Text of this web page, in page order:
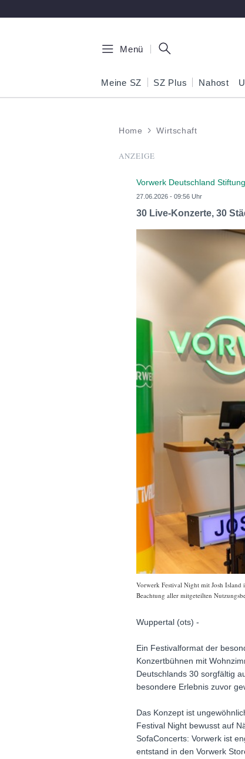
Menü
Meine SZ SZ Plus Nahost
Home Wirtschaft
ANZEIGE
Vorwerk Deutschland
27.06.2026 - 09:56 Uhr
30 Live-Konzerte, 30
Vorwerk Festival Night mit Josh Island
Beachtung aller mitgeteilten
Wuppertal (ots) -
Ein Festivalformat der
Konzertbühnen mit
Deutschlands 30 sorgfältig
besondere Erlebnis zuvor
Das Konzept ist
Festival Night bewusst auf
SofaConcerts: Vorwerk ist
entstand in den Vorwerk